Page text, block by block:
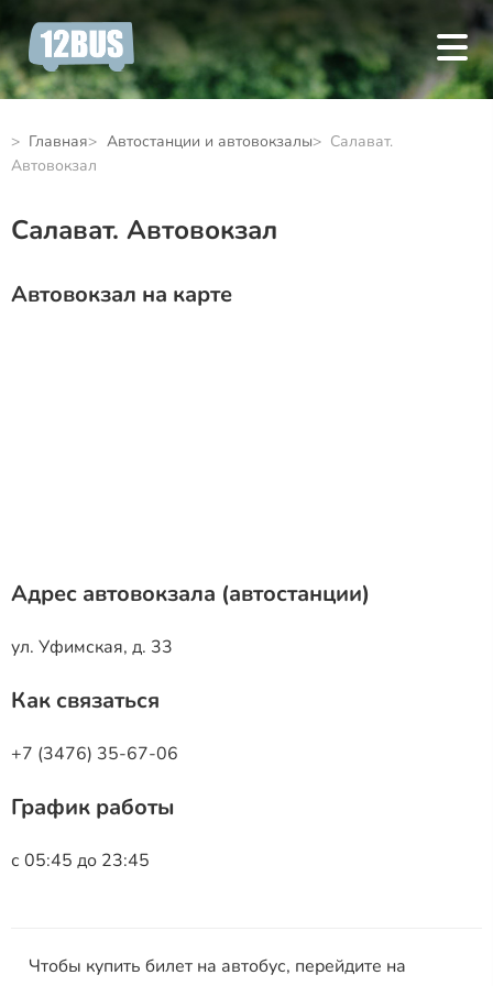
Главная Автостанции и автовокзалы
Салават.
Автовокзал
Салават. Автовокзал
Автовокзал на карте
Адрес автовокзала (автостанции)
ул. Уфимская, д. 33
Как связаться
+7 (3476) 35-67-06
График работы
с 05:45 до 23:45
Чтобы купить билет на автобус, перейдите на